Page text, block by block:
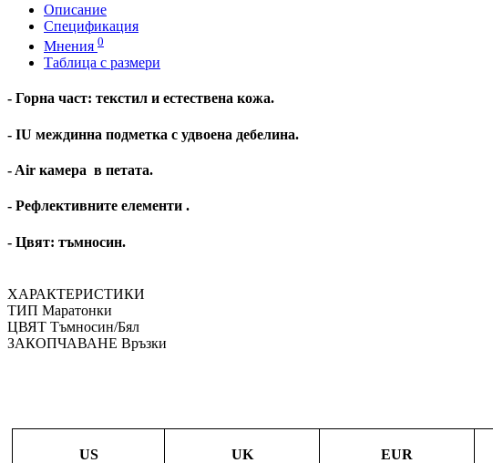
Описание
Спецификация
Мнения 0
Таблица с размери
- Горна част: текстил и естествена кожа.
- IU междинна подметка с удвоена дебелина.
- Air камера в петата.
- Рефлективните елементи .
- Цвят: тъмносин.
ХАРАКТЕРИСТИКИ
ТИП Маратонки
ЦВЯТ Тъмносин/Бял
ЗАКОПЧАВАНЕ Връзки
US UK EUR